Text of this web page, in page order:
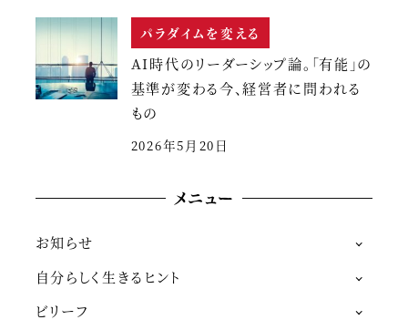
パラダイムを変える
AI時代のリーダーシップ論。「有能」の
基準が変わる今、経営者に問われる
もの
2026年5月20日
メニュー
お知らせ
自分らしく生きるヒント
ビリーフ